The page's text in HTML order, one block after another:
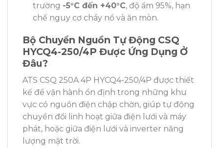
trường -5°C đến +40°C, độ ẩm 95%, hạn
chế nguy cơ cháy nổ và ăn mòn.
Bộ Chuyển Nguồn Tự Động CSQ
HYCQ4-250/4P Được Ứng Dụng Ở
Đâu?
ATS CSQ 250A 4P HYCQ4-250/4P được thiết
kế để vận hành ổn định trong những khu
vực có nguồn điện chập chờn, giúp tự động
chuyển đổi linh hoạt giữa điện lưới và máy
phát, hoặc giữa điện lưới và inverter năng
lượng mặt trời.